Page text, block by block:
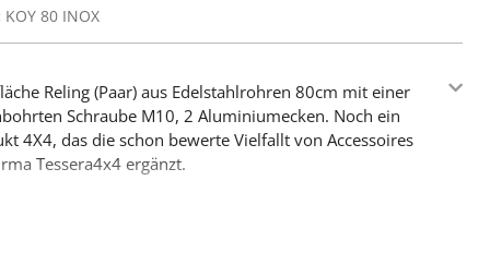
KOY 80 INOX
Reling (Paar) aus Edelstahlrohren 80cm mit einer
Schraube M10, 2 Aluminiumecken. Noch ein
4X4, das die schon bewerte Vielfallt von Accessoires
Tessera4x4 ergänzt.